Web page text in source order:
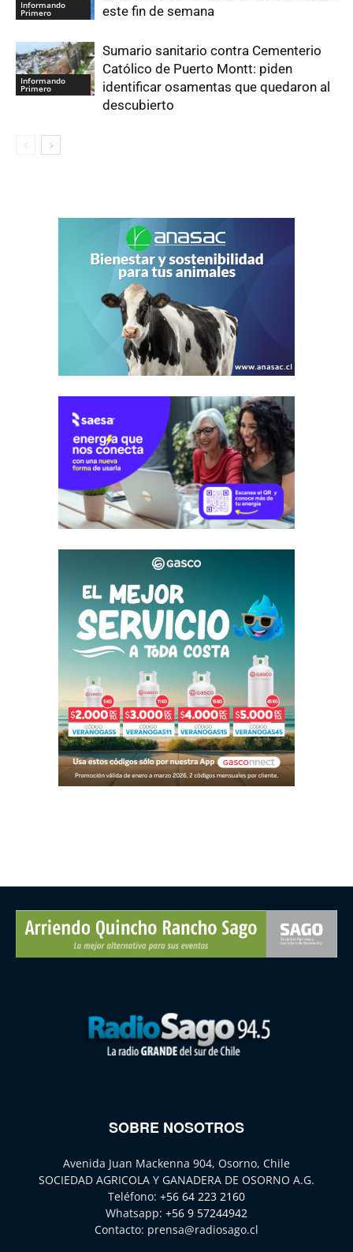
Informando
Primero
este fin de semana
Informando
Primero
Sumario sanitario contra Cementerio
Católico de Puerto Montt: piden
identificar osamentas que quedaron al
descubierto
SOBRE NOSOTROS
Avenida Juan Mackenna 904, Osorno, Chile
SOCIEDAD AGRICOLA Y GANADERA DE OSORNO A.G.
Teléfono: +56 64 223 2160
Whatsapp: +56 9 57244942
Contacto: prensa@radiosago.cl